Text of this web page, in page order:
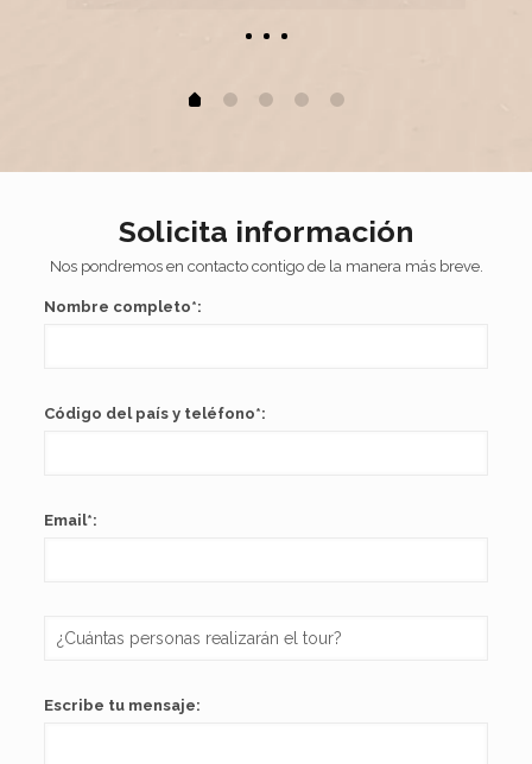
Solicita información
Nos pondremos en contacto contigo de la manera más breve.
Nombre completo*:
Código del país y teléfono*:
Email*:
Escribe tu mensaje: